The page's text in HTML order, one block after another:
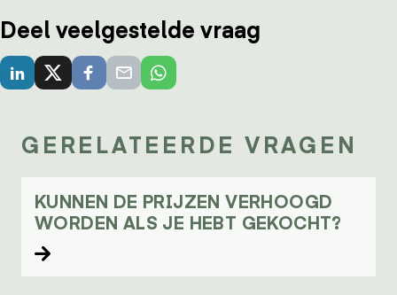
Deel veelgestelde vraag
GERELATEERDE VRAGEN
KUNNEN DE PRIJZEN VERHOOGD
WORDEN ALS JE HEBT GEKOCHT?
Lees verder